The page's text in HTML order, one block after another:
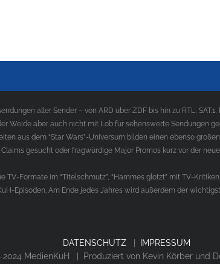
aller Sender – von ARD über ZDF bis hin zu RTL,
Weide aber auch nicht mit Lob für sehenswerte Sendungen
aus dem “Star Wars”-Universum bilden einen ebenso
gesucht oder fragwürdige Major Promos kurz vor der
TV-Formate im “Titelschmutz”, “Hammes glotzt” mit TV-
Episoden. Am Ende jedes Jahres wird außerdem der
DATENSCHUTZ|
IMPRESSUM
MedienKuH | Produziert von Kevin Körber und